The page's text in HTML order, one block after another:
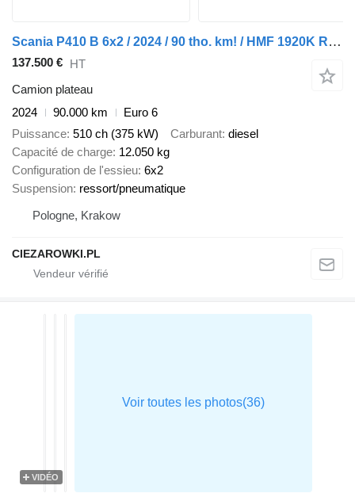
Scania P410 B 6x2 / 2024 / 90 tho. km! / HMF 1920K RCS crane / RCL 5400
137.500 € HT
Camion plateau
2024
90.000 km
Euro 6
Puissance 510 ch (375 kW) Carburant diesel
Capacité de charge 12.050 kg
Configuration de l'essieu 6x2
Suspension ressort/pneumatique
Pologne, Krakow
CIEZAROWKI.PL
VIDÉO